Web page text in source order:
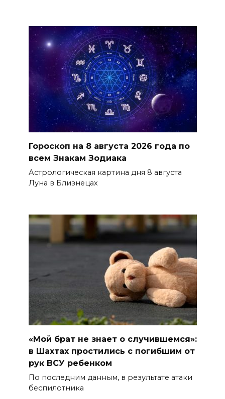
Гороскоп на 8 августа 2026 года по
всем Знакам Зодиака
Астрологическая картина дня 8 августа
Луна в Близнецах
«Мой брат не знает о случившемся»:
в Шахтах простились с погибшим от
рук ВСУ ребенком
По последним данным, в результате атаки
беспилотника